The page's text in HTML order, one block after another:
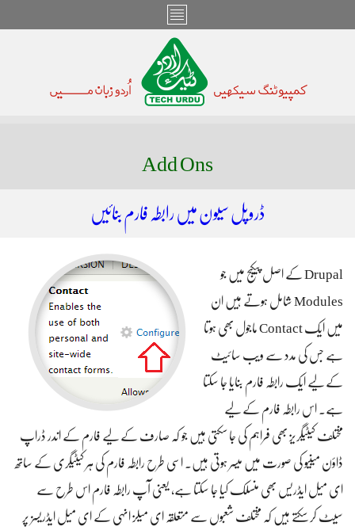
Add Ons
ڈروپل سیون میں رابطہ فارم بنائیں
Drupal کے اصل پیکیج میں جو
Modules شامل ہوتے ہیں ان
میں ایک Contact ماجول بھی ہوتا
ہے جس کی مدد سے ویب سائیٹ
کے لیے ایک رابطہ فارم بنایا جا سکتا
ہے۔ اس رابطہ فارم کے لیے
مختلف کیٹیگریز بھی فراہم کی جا سکتی ہیں جو کہ صارف کے لیے فارم کے اندر ڈراپ
ڈاؤن مینیو کی صورت میں میسر ہوتی ہیں۔ اسی طرح رابطہ فارم کی ہر کیٹیگری کے ساتھ
ای میل ایڈریس بھی منسلک کیا جا سکتا ہے، یعنی آپ رابطہ فارم اس طرح سے
سیٹ کر سکتے ہیں کہ مختلف شعبوں سے متعلقہ ای میلز انہی کے ای میل ایڈریسز پر